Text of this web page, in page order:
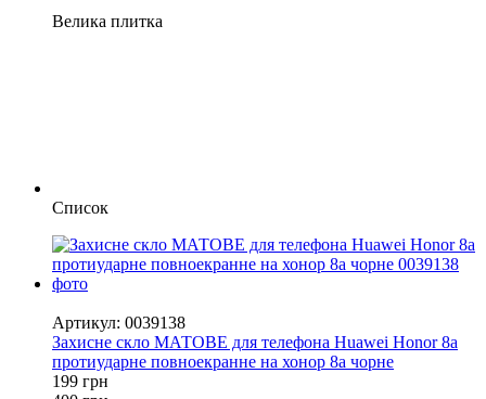
Велика плитка
Список
Артикул: 0039138
Захисне скло МАТОВЕ для телефона Huawei Honor 8a
протиударне повноекранне на хонор 8а чорне
199 грн